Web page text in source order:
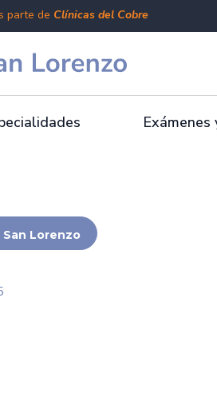
parte de Clínicas del Cobre
Lorenzo